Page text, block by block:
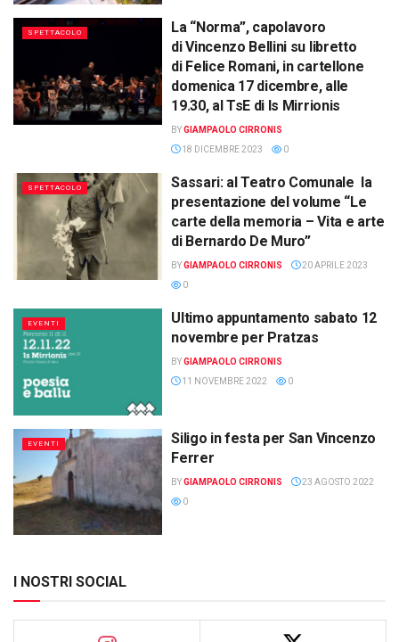
SPETTACOLO
La “Norma”, capolavoro
di Vincenzo Bellini su libretto
di Felice Romani, in cartellone
domenica 17 dicembre, alle
19.30, al TsE di Is Mirrionis
BYGIAMPAOLO CIRRONIS
18 DICEMBRE 2023
0
SPETTACOLO
Sassari: al Teatro Comunale la
presentazione del volume “Le
carte della memoria – Vita e arte
di Bernardo De Muro”
BYGIAMPAOLO CIRRONIS
20 APRILE 2023
0
EVENTI
Ultimo appuntamento sabato 12
novembre per Pratzas
BYGIAMPAOLO CIRRONIS
11 NOVEMBRE 2022
0
EVENTI
Siligo in festa per San Vincenzo
Ferrer
BYGIAMPAOLO CIRRONIS
23 AGOSTO 2022
0
I NOSTRI SOCIAL